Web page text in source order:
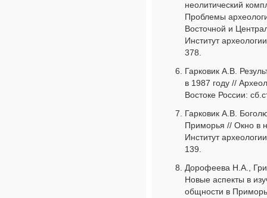
неолитический
Проблемы
Восточной и
Институт
378.
Гарковик А.В.
в 1987 году //
Востоке России:
Гарковик А.В.
Приморья // Окно в
Институт
139.
Дорофеева Н.А.,
Новые аспекты в
общности в